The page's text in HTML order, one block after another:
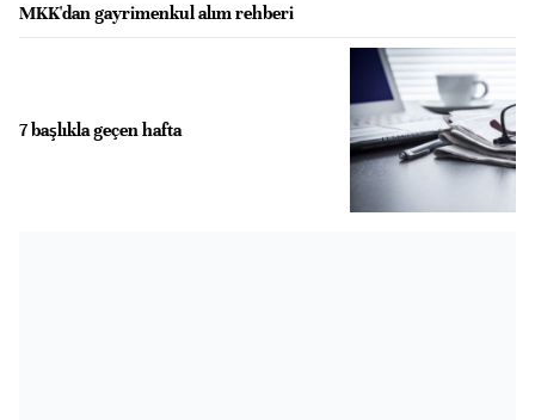
MKK'dan gayrimenkul alım rehberi
7 başlıkla geçen hafta